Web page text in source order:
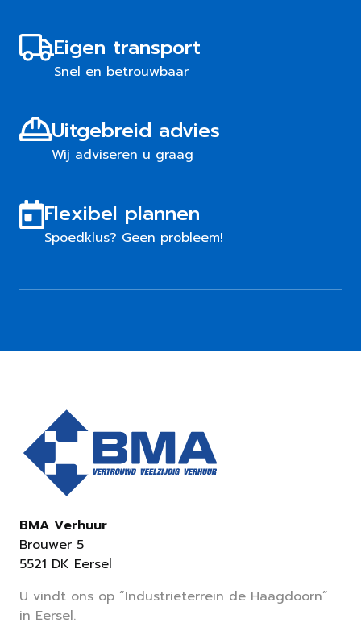
Eigen transport
Snel en betrouwbaar
Uitgebreid advies
Wij adviseren u graag
Flexibel plannen
Spoedklus? Geen probleem!
BMA Verhuur
Brouwer 5
5521 DK Eersel
U vindt ons op “Industrieterrein de Haagdoorn”
in Eersel.